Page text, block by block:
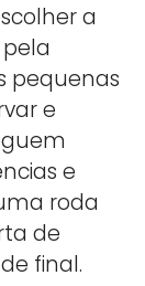
a
pequenas
e
e
roda
de
final.